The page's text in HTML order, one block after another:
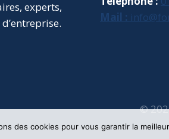
experts,
Mail :
©
des cookies pour vous garantir la